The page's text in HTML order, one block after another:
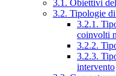
3.1. Obiettivi
3.2. Tipologie
3.2.1.
coinvolti
3.2.2.
3.2.3.
intervento